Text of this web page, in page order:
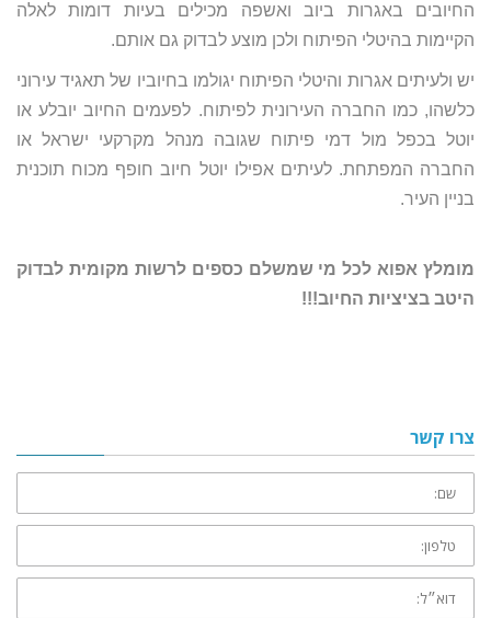
החיובים באגרות ביוב ואשפה מכילים בעיות דומות לאלה
הקיימות בהיטלי הפיתוח ולכן מוצע לבדוק גם אותם.
יש ולעיתים אגרות והיטלי הפיתוח יגולמו בחיוביו של תאגיד עירוני
כלשהו, כמו החברה העירונית לפיתוח. לפעמים החיוב יובלע או
יוטל בכפל מול דמי פיתוח שגובה מנהל מקרקעי ישראל או
החברה המפתחת. לעיתים אפילו יוטל חיוב חופף מכוח תוכנית
בניין העיר.
מומלץ אפוא לכל מי שמשלם כספים לרשות מקומית לבדוק
היטב בציציות החיוב!!!
צרו קשר
שם:
טלפון:
דוא״ל: